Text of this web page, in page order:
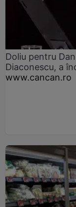
Doliu pentru
Diaconescu, a
www.cancan.ro